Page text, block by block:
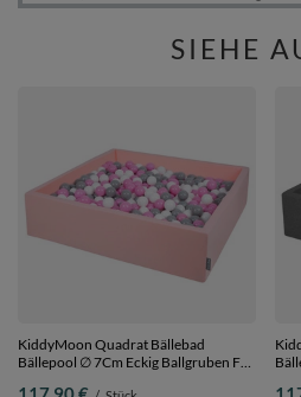
SIEHE
KiddyMoon Quadrat Bällebad
Bällepool ∅ 7Cm Eckig Ballgruben Für